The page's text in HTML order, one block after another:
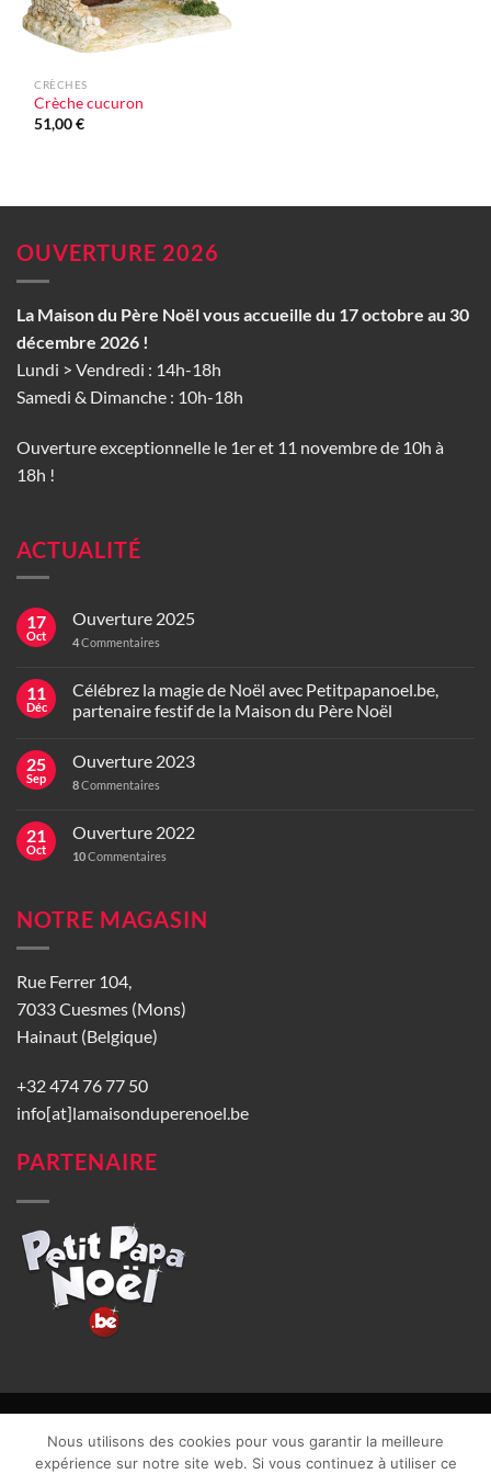
CRÈCHES
Crèche cucuron
51,00€
OUVERTURE 2026
La Maison du Père Noël vous accueille du 17 octobre au 30
décembre 2026 !
Lundi > Vendredi : 14h-18h
Samedi & Dimanche : 10h-18h
Ouverture exceptionnelle le 1er et 11 novembre de 10h à
18h !
ACTUALITÉ
17
Oct
Ouverture 2025
4Commentaires
11
Déc
Célébrez la magie de Noël avec Petitpapanoel.be,
partenaire festif de la Maison du Père Noël
25
Sep
Ouverture 2023
8Commentaires
21
Oct
Ouverture 2022
10Commentaires
NOTRE MAGASIN
Rue Ferrer 104,
7033 Cuesmes (Mons)
Hainaut (Belgique)
+32 474 76 77 50
info[at]lamaisonduperenoel.be
PARTENAIRE
CGU| Vie privée| TVA : BE0840965749 | Site web réalisé par
Nous utilisons des cookies pour vous garantir la meilleure
expérience sur notre site web. Si vous continuez à utiliser ce